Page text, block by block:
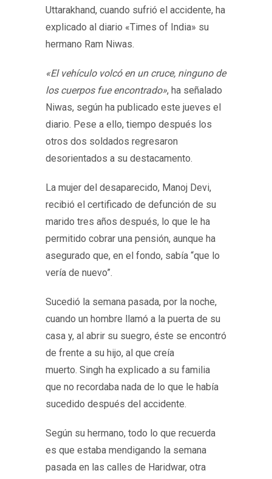
Uttarakhand, cuando sufrió el accidente, ha
explicado al diario «Times of India» su
hermano Ram Niwas.
«El vehículo volcó en un cruce, ninguno de
los cuerpos fue encontrado», ha señalado
Niwas, según ha publicado este jueves el
diario. Pese a ello, tiempo después los
otros dos soldados regresaron
desorientados a su destacamento.
La mujer del desaparecido, Manoj Devi,
recibió el certificado de defunción de su
marido tres años después, lo que le ha
permitido cobrar una pensión, aunque ha
asegurado que, en el fondo, sabía “que lo
vería de nuevo”.
Sucedió la semana pasada, por la noche,
cuando un hombre llamó a la puerta de su
casa y, al abrir su suegro, éste se encontró
de frente a su hijo, al que creía
muerto. Singh ha explicado a su familia
que no recordaba nada de lo que le había
sucedido después del accidente.
Según su hermano, todo lo que recuerda
es que estaba mendigando la semana
pasada en las calles de Haridwar, otra